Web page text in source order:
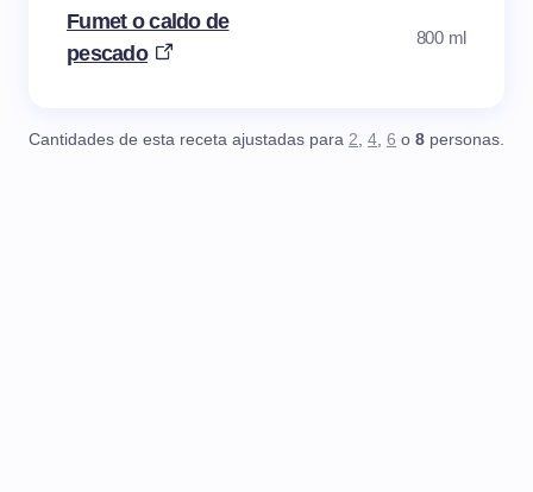
Fumet o caldo de
pescado
800 ml
Cantidades de esta receta ajustadas para 2, 4, 6 o 8 personas.